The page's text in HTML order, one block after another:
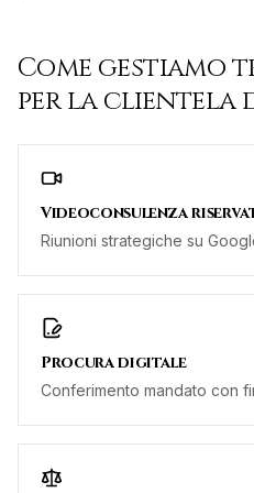
Come gestiamo
per la clientela
Videoconsulenza
Riunioni strategiche su
Procura digitale
Conferimento mandato con